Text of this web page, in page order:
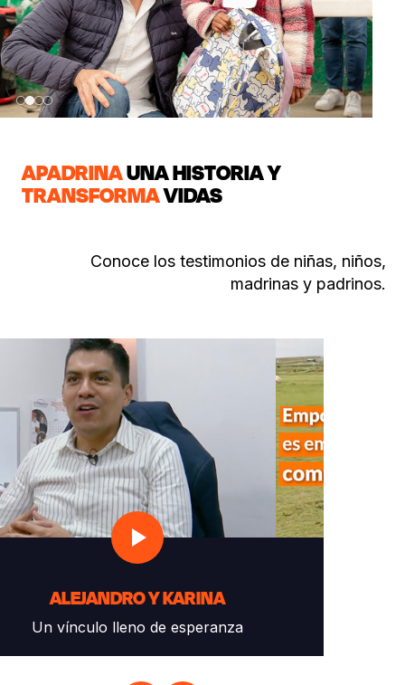
APADRINAUNA HISTORIA Y
TRANSFORMAVIDAS
Conoce los testimonios de niñas, niños,
madrinas y padrinos.
ALEJANDRO Y KARINA
Un vínculo lleno de esperanza